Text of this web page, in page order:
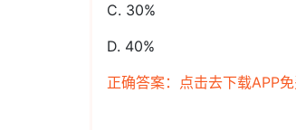
C. 30%
D. 40%
正确答案：点击去下载APP